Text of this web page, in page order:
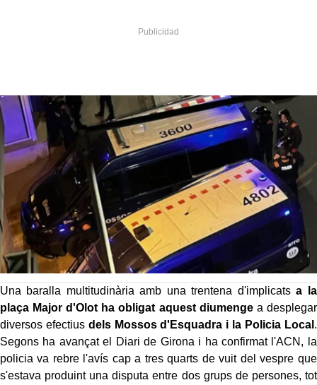
Una baralla multitudinària amb una trentena d'implicatsa la
plaça Major d'Olot ha obligat aquest diumengea desplegar
diversos efectiusdels Mossos d'Esquadra i la Policia Local .
Segons ha avançat el Diari de Girona i ha confirmat l'ACN, la
policia va rebre l'avís cap a tres quarts de vuit del vespre que
s'estava produint una disputa entre dos grups de persones, tot